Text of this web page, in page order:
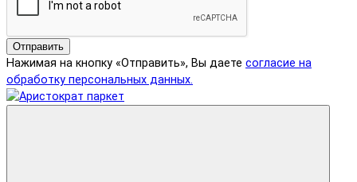
Отправить
Нажимая на кнопку «Отправить», Вы даете согласие на
обработку персональных данных.